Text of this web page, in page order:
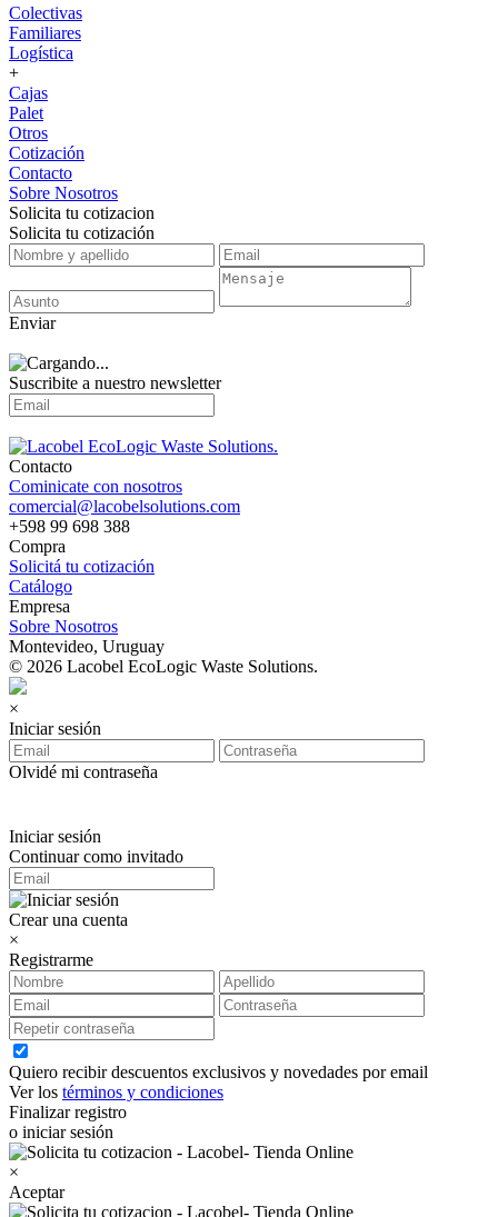
Colectivas
Familiares
Logística
+
Cajas
Palet
Otros
Cotización
Contacto
Sobre Nosotros
Solicita tu cotizacion
Solicita tu cotización
Enviar
Suscribite a nuestro newsletter
Contacto
Cominicate con nosotros
comercial@lacobelsolutions.com
+598 99 698 388
Compra
Solicitá tu cotización
Catálogo
Empresa
Sobre Nosotros
Montevideo, Uruguay
© 2026 Lacobel EcoLogic Waste Solutions.
×
Iniciar sesión
Olvidé mi contraseña
Iniciar sesión
Continuar como invitado
Crear una cuenta
×
Registrarme
Quiero recibir descuentos exclusivos y novedades por email
Ver los términos y condiciones
Finalizar registro
o iniciar sesión
×
Aceptar